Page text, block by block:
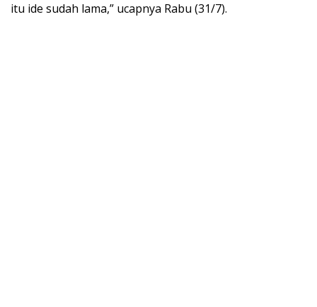
itu ide sudah lama,” ucapnya Rabu (31/7).